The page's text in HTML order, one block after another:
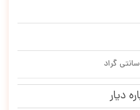
گراد
دیار